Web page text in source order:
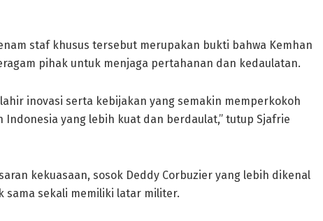
staf khusus tersebut merupakan bukti bahwa Kemhan
pihak untuk menjaga pertahanan dan kedaulatan.
inovasi serta kebijakan yang semakin memperkokoh
yang lebih kuat dan berdaulat,” tutup Sjafrie
kekuasaan, sosok Deddy Corbuzier yang lebih dikenal
sama sekali memiliki latar militer.